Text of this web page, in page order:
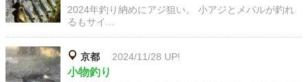
2024年釣り納めにアジ狙い。 小アジとメバルが釣れ
るもサイ...
京都 2024/11/28 UP!
小物釣り